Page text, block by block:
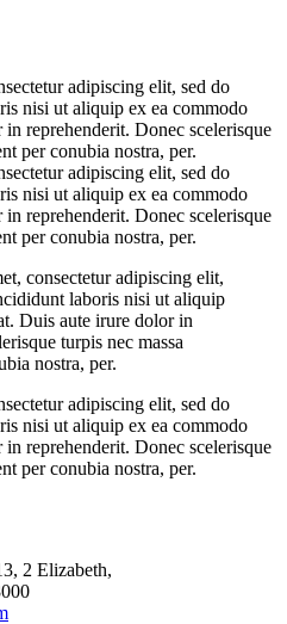
adipiscing elit, sed do
nisi ut aliquip ex ea commodo
reprehenderit. Donec scelerisque
per conubia nostra, per.
adipiscing elit, sed do
nisi ut aliquip ex ea commodo
reprehenderit. Donec scelerisque
per conubia nostra, per.
consectetur adipiscing elit,
laboris nisi ut aliquip
Duis aute irure dolor in
turpis nec massa
nostra, per.
adipiscing elit, sed do
nisi ut aliquip ex ea commodo
reprehenderit. Donec scelerisque
per conubia nostra, per.
2 Elizabeth,